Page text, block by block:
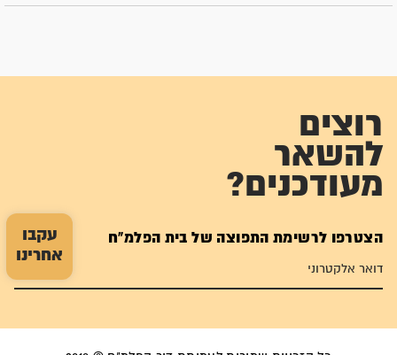
עקבו
אחרינו
רוצים
להשאר
מעודכנים?
הצטרפו לרשימת התפוצה של בית הפלמ"ח